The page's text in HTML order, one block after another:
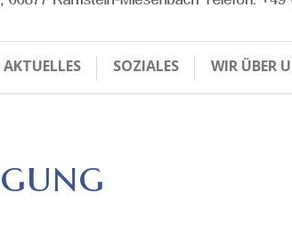
AKTUELLES SOZIALES WIR ÜBER